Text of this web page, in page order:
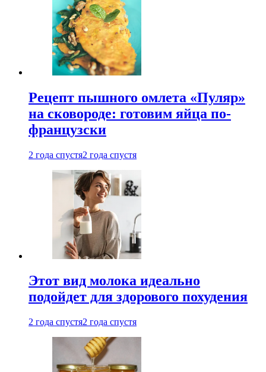
Рецепт пышного омлета «Пуляр»
на сковороде: готовим яйца по-
французски
2 года спустя2 года спустя
Этот вид молока идеально
подойдет для здорового похудения
2 года спустя2 года спустя